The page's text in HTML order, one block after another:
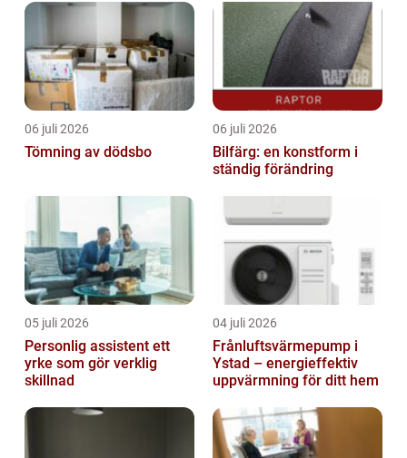
06 juli 2026
Tömning av dödsbo
06 juli 2026
Bilfärg: en konstform i
ständig förändring
05 juli 2026
Personlig assistent ett
yrke som gör verklig
skillnad
04 juli 2026
Frånluftsvärmepump i
Ystad – energieffektiv
uppvärmning för ditt hem